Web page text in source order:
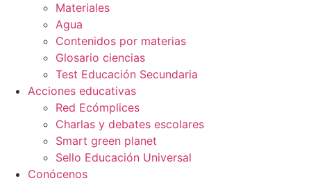
Materiales
Agua
Contenidos por materias
Glosario ciencias
Test Educación Secundaria
Acciones educativas
Red Ecómplices
Charlas y debates escolares
Smart green planet
Sello Educación Universal
Conócenos